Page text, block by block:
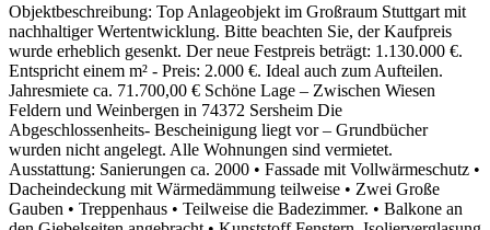
Objektbeschreibung: Top Anlageobjekt im Großraum Stuttgart mit
nachhaltiger Wertentwicklung. Bitte beachten Sie, der Kaufpreis
wurde erheblich gesenkt. Der neue Festpreis beträgt: 1.130.000 €.
Entspricht einem m² - Preis: 2.000 €. Ideal auch zum Aufteilen.
Jahresmiete ca. 71.700,00 € Schöne Lage – Zwischen Wiesen
Feldern und Weinbergen in 74372 Sersheim Die
Abgeschlossenheits- Bescheinigung liegt vor – Grundbücher
wurden nicht angelegt. Alle Wohnungen sind vermietet.
Ausstattung: Sanierungen ca. 2000 • Fassade mit Vollwärmeschutz •
Dacheindeckung mit Wärmedämmung teilweise • Zwei Große
Gauben • Treppenhaus • Teilweise die Badezimmer. • Balkone an